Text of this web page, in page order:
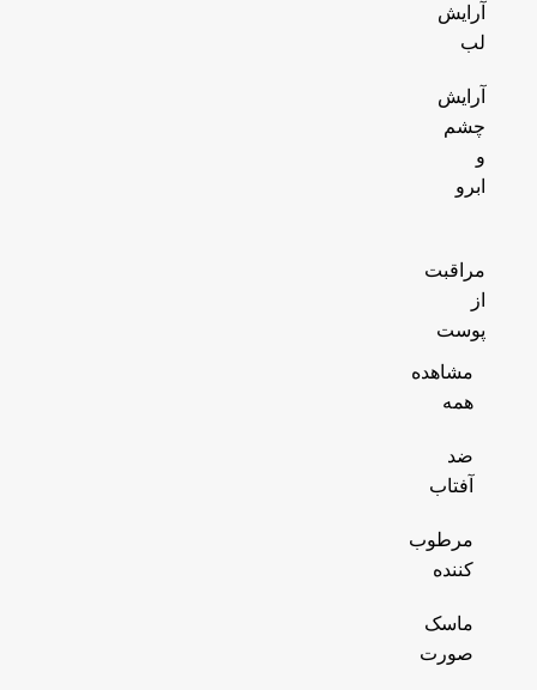
آرایش
لب
آرایش
چشم
و
ابرو
مراقبت
از
پوست
مشاهده
همه
ضد
آفتاب
مرطوب
کننده
ماسک
صورت